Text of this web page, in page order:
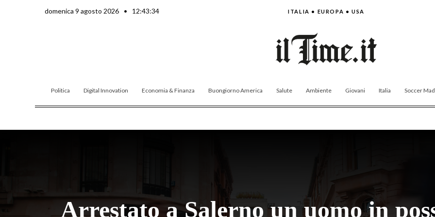
domenica 9 agosto 2026 • 12:43:35 ITALIA • EUROPA • USA
Politica Digital Innovation Economia & Finanza Buongiorno America Salute Ambiente Giovani Italia Soccer
Arrestato a Salerno un uomo in